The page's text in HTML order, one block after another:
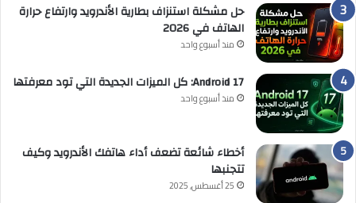
حل مشكلة استنزاف بطارية الأندرويد وارتفاع حرارة
الهاتف في 2026
منذ أسبوع واحد
Android 17: كل الميزات الجديدة التي تود معرفتها
منذ أسبوع واحد
أخطاء شائعة تضعف أداء هاتفك الأندرويد وكيف
تتجنبها
25 أغسطس, 2025